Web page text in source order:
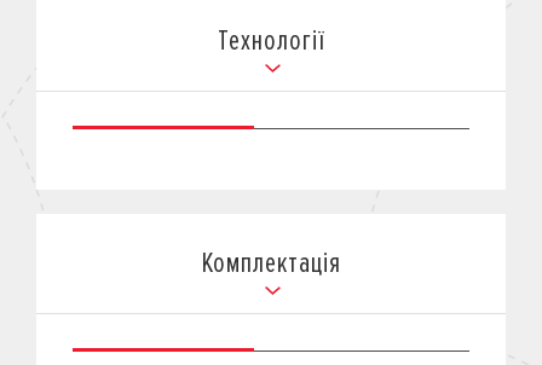
Технології
Комплектація